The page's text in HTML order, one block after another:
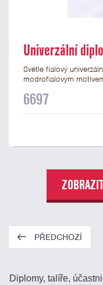
Univerzální
Světle fialový
modrofialovým
ve formátu A4 a A5.
6697
PŘEDCHOZÍ
Diplomy, talíře,